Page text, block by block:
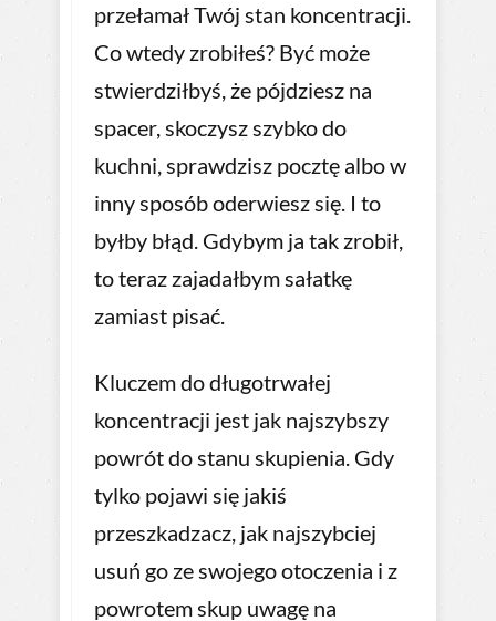
przełamał Twój stan koncentracji.
Co wtedy zrobiłeś? Być może
stwierdziłbyś, że pójdziesz na
spacer, skoczysz szybko do
kuchni, sprawdzisz pocztę albo w
inny sposób oderwiesz się. I to
byłby błąd. Gdybym ja tak zrobił,
to teraz zajadałbym sałatkę
zamiast pisać.
Kluczem do długotrwałej
koncentracji jest jak najszybszy
powrót do stanu skupienia. Gdy
tylko pojawi się jakiś
przeszkadzacz, jak najszybciej
usuń go ze swojego otoczenia i z
powrotem skup uwagę na